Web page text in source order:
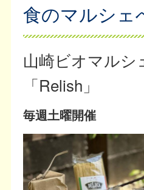
食のマルシェ
山崎ビオマルシ
「Relish」
毎週土曜開催